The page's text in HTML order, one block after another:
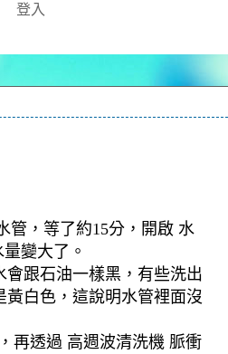
登入
管，等了約15分，開啟 水
變大了。
跟石油一樣黑，有些洗出
白色，這說明水管裡面沒
再透過 高週波清洗機 脈衝